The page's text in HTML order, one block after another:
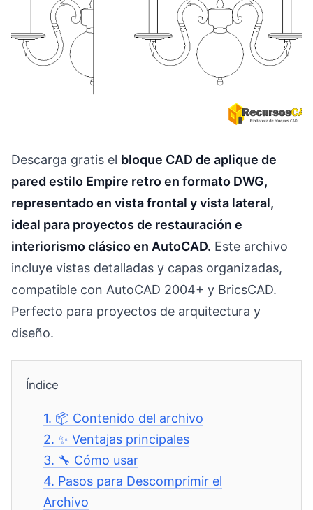
Descarga gratis el bloque CAD de aplique de
pared estilo Empire retro en formato DWG,
representado en vista frontal y vista lateral,
ideal para proyectos de restauración e
interiorismo clásico en AutoCAD. Este archivo
incluye vistas detalladas y capas organizadas,
compatible con AutoCAD 2004+ y BricsCAD.
Perfecto para proyectos de arquitectura y
diseño.
Índice
1. 📦 Contenido del archivo
2.✨ Ventajas principales
3. 🔧 Cómo usar
4. Pasos para Descomprimir el
Archivo